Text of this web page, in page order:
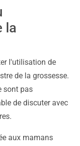
la
l'utilisation de
de la grossesse.
sont pas
de discuter avec
aux mamans